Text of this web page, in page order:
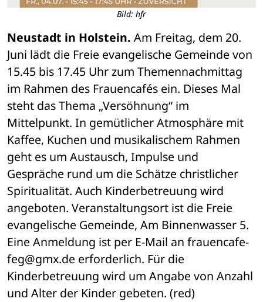
Bild: hfr
Neustadt in Holstein. Am Freitag, dem 20.
Juni lädt die Freie evangelische Gemeinde von
15.45 bis 17.45 Uhr zum Themennachmittag
im Rahmen des Frauencafés ein. Dieses Mal
steht das Thema „Versöhnung“ im
Mittelpunkt. In gemütlicher Atmosphäre mit
Kaffee, Kuchen und musikalischem Rahmen
geht es um Austausch, Impulse und
Gespräche rund um die Schätze christlicher
Spiritualität. Auch Kinderbetreuung wird
angeboten. Veranstaltungsort ist die Freie
evangelische Gemeinde, Am Binnenwasser 5.
Eine Anmeldung ist per E-Mail an frauencafe-
feg@gmx.de erforderlich. Für die
Kinderbetreuung wird um Angabe von Anzahl
und Alter der Kinder gebeten. (red)